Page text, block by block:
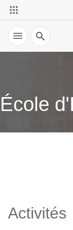
Recherche
École
Activités